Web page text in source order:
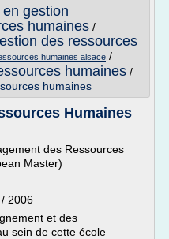
gestion
humaines /
des ressources
humaines alsace /
humaines /
humaines
Humaines
des Ressources
Master)
2006
et des
sein de cette école